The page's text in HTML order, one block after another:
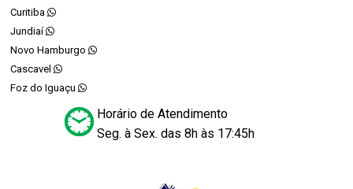
Curitiba
Jundiaí
Novo Hamburgo
Cascavel
Foz do Iguaçu
Horário de Atendimento
Seg. à Sex. das 8h às 17:45h